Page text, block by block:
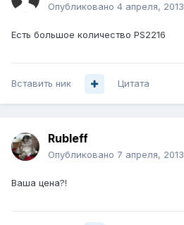
Опубликовано 4 апреля, 2013
Есть большое количество PS2216
Вставить ник Цитата
Rubleff
Опубликовано 7 апреля, 2013
Ваша цена?!